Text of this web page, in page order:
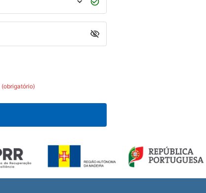
(obrigatório)